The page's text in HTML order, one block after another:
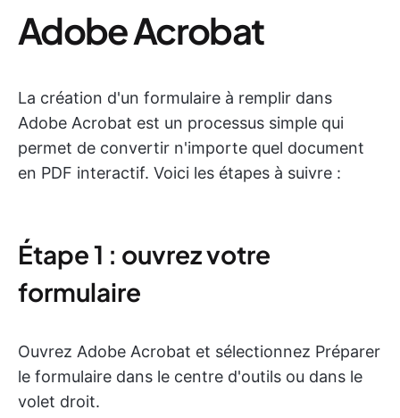
Adobe Acrobat
La création d'un formulaire à remplir dans
Adobe Acrobat est un processus simple qui
permet de convertir n'importe quel document
en PDF interactif. Voici les étapes à suivre :
Étape 1 : ouvrez votre
formulaire
Ouvrez Adobe Acrobat et sélectionnez Préparer
le formulaire dans le centre d'outils ou dans le
volet droit.